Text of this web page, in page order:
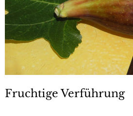
Fruchtige Verführung